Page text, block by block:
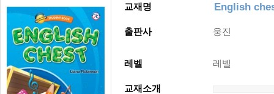
교재명 English
출판사 웅진
레벨 레벨
교재소개